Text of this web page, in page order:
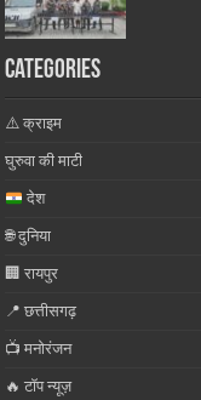
Categories
⚠️ क्राइम
घुरुवा की माटी
देश
🌐 दुनिया
🏢 रायपुर
📍 छत्तीसगढ़
📺 मनोरंजन
🔥 टॉप न्यूज़